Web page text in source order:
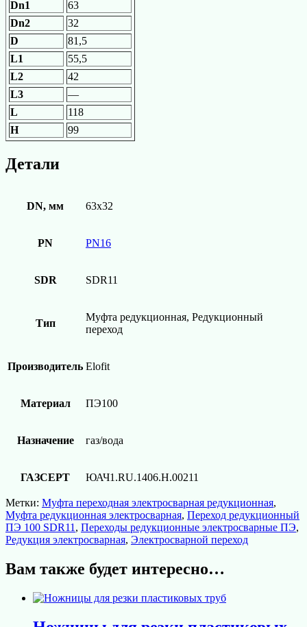
Dn1
63
Dn2
32
D
81,5
L1
55,5
L2
42
L3
—
L
118
H
99
Детали
DN, мм 63х32
PN PN16
SDR SDR11
Тип
Муфта редукционная, Редукционный
переход
Производитель Elofit
Материал ПЭ100
Назначение газ/вода
ГАЗСЕРТ ЮАЧ1.RU.1406.Н.00211
Метки: Муфта переходная электросварная редукционная,
Муфта редукционная электросварная, Переход редукционный
ПЭ 100 SDR11 , Переходы редукционные электросварные ПЭ,
Редукция электросварная, Электросварной переход
Вам также будет интересно…